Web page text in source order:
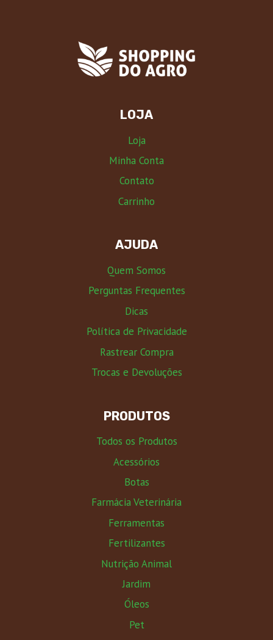
LOJA
Loja
Minha Conta
Contato
Carrinho
AJUDA
Quem Somos
Perguntas Frequentes
Dicas
Política de Privacidade
Rastrear Compra
Trocas e Devoluções
PRODUTOS
Todos os Produtos
Acessórios
Botas
Farmácia Veterinária
Ferramentas
Fertilizantes
Nutrição Animal
Jardim
Óleos
Pet